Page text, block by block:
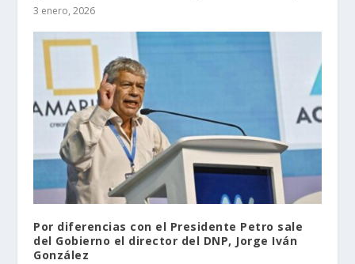
3 enero, 2026
Por diferencias con el Presidente Petro sale
del Gobierno el director del DNP, Jorge Iván
González